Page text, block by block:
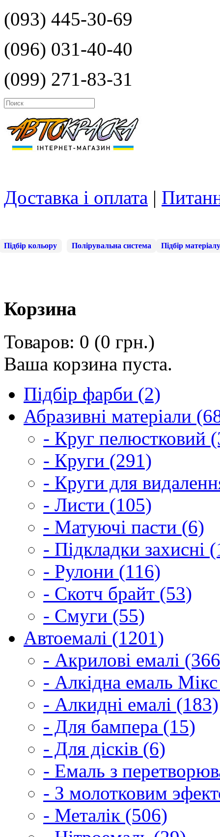
(093) 445-30-69
(096) 031-40-40
(099) 271-83-31
Доставка і оплата |
Підбір кольору Полірувальна система Підбір матеріалу
Корзина
Товаров: 0 (0 грн.)
Ваша корзина пуста.
Підбір фарби (2)
Абразивні матеріали
- Круг пелюстковий
- Круги (291)
- Круги для
- Листи (105)
- Матуючі пасти (6)
- Підкладки захисні
- Рулони (116)
- Скотч брайт (53)
- Смуги (55)
Автоемалі (1201)
- Акрилові емалі
- Алкідна емаль
- Алкидні емалі (183)
- Для бампера (15)
- Для дісків (6)
- Емаль з
- З молотковим
- Металік (506)